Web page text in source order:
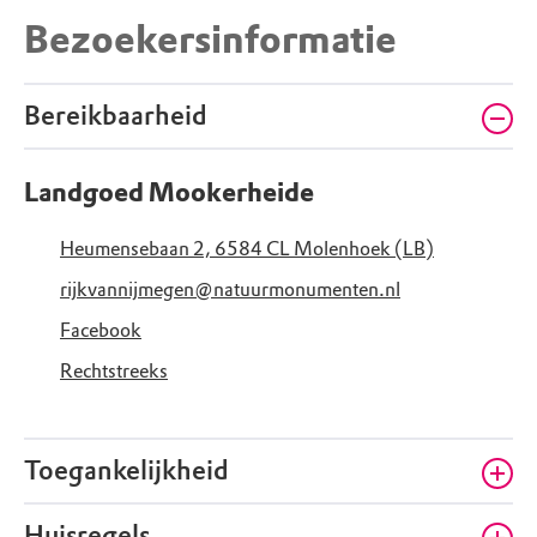
Bezoekersinformatie
Bereikbaarheid
Landgoed Mookerheide
Heumensebaan 2, 6584 CL Molenhoek (LB)
rijkvannijmegen@natuurmonumenten.nl
Facebook
Rechtstreeks
Toegankelijkheid